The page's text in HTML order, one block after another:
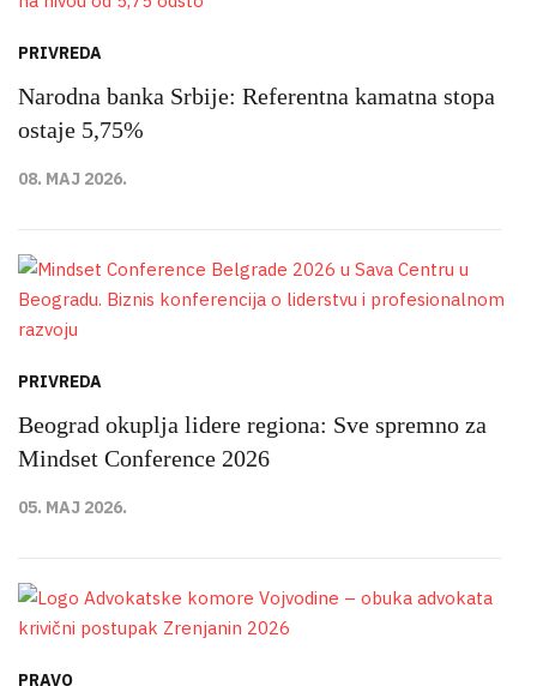
PRIVREDA
Narodna banka Srbije: Referentna kamatna stopa
ostaje 5,75%
08. MAJ 2026.
PRIVREDA
Beograd okuplja lidere regiona: Sve spremno za
Mindset Conference 2026
05. MAJ 2026.
PRAVO